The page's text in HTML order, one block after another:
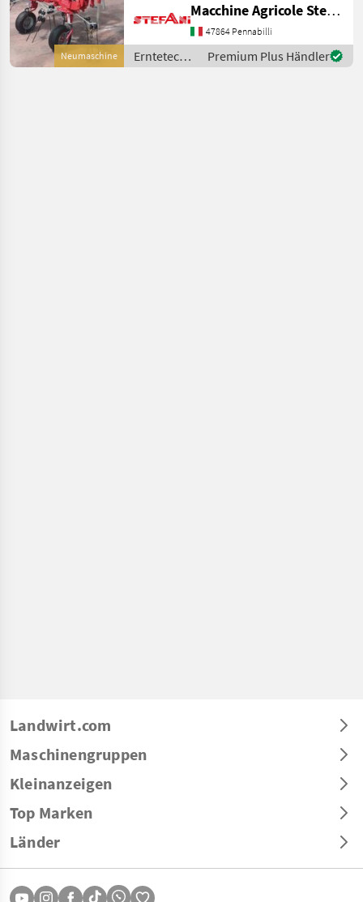
Neumaschine
dritter Punkt mit
Stoßdämpfung Ballonräder
6/650/6 6 Stangen für
Macchine Agricole Stefani Luciano
47864 Pennabilli
Erntetechnik
Grünland /
Premium Plus Händler
Landwirt.com
Maschinengruppen
Kleinanzeigen
Top Marken
Länder